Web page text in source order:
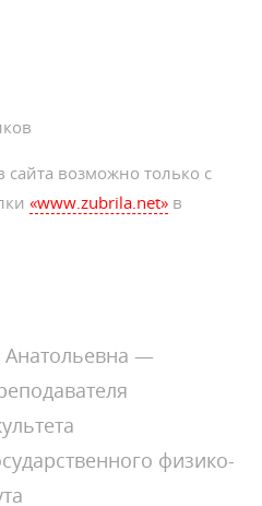
возможно только с
«www.zubrila.net» в
—
физико-